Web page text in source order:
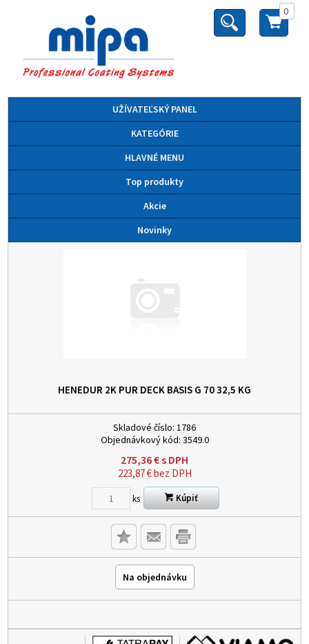
0
UŽÍVATEĽSKÝ PANEL
KATEGÓRIE
HLAVNÉ MENU
Top produkty
Akcie
Novinky
HENEDUR 2K PUR DECK BASIS G 70 32,5 KG
Skladové číslo: 1786
Objednávkový kód: 3549.0
275,36€s DPH
223,87€bez DPH
ks Kúpiť
Na objednávku